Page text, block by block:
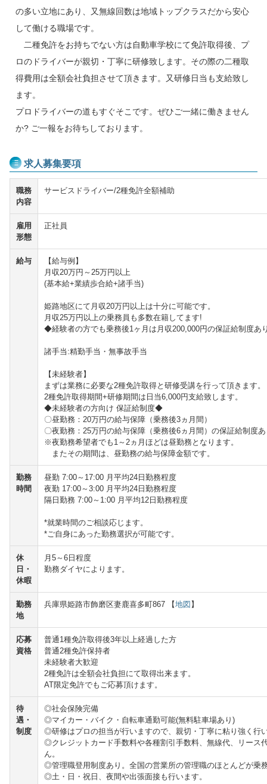
の多い立地にあり、又無線回数は地域トップクラスだから安心
して働ける職場です。
二種免許をお持ちでない方は自動車学校にて免許取得後、プ
ロのドライバーが親切・丁寧に研修致します。その際の二種取
得費用は全額会社負担させて頂きます。又研修日当も支給致し
ます。
プロドライバーの道もすぐそこです。ぜひご一緒に働きません
か? ご一報をお待ちしております。
求人募集要項
職務
内容
サービスドライバー/2種免許全額補助
雇用
形態
正社員
給与
【給与例】
月収20万円～25万円以上
(基本給+業績歩合給+諸手当)
姫路地区にて月収20万円以上は十分に可能です。
月収25万円以上の乗務員も多数在籍してます!
◆経験者の方でも乗務後1ヶ月は月収200,000円の保証給制度あ
諸手当:精勤手当・無事故手当
【未経験者】
まずは業務に必要な2種免許取得と研修受講を行って頂きます。
2種免許取得期間+研修期間は日当6,000円支給致します。
◆未経験者の方向け 保証給制度◆
〇昼勤務：20万円の給与保障（乗務後3ヵ月間）
〇夜勤務：25万円の給与保障（乗務後6ヵ月間）の保証給制度
※夜勤務希望者でも1～2ヵ月ほどは昼勤務となります。
またその期間は、昼勤務の給与保障金額です。
勤務
時間
昼勤 7:00～17:00 月平均24日勤務程度
夜勤 17:00～3:00 月平均24日勤務程度
隔日勤務 7:00～1:00 月平均12日勤務程度
*就業時間のご相談応じます。
*ご自身にあった勤務選択が可能です。
休
日・
休暇
月5～6日程度
勤務ダイヤによります。
勤務
地
兵庫県姫路市飾磨区妻鹿喜多町867 【地図】
応募
資格
普通1種免許取得後3年以上経過した方
普通2種免許保持者
未経験者大歓迎
2種免許は全額会社負担にて取得出来ます。
AT限定免許でもご応募頂けます。
待
遇・
制度
◎社会保険完備
◎マイカー・バイク・自転車通勤可能(無料駐車場あり)
◎研修はプロの担当が行いますので、親切・丁寧に粘り強く行
◎クレジットカード手数料や各種割引手数料、無線代、リース
ん。
◎管理職登用制度あり。全国の営業所の管理職のほとんどが乗
◎土・日・祝日、夜間や出張面接も行います。